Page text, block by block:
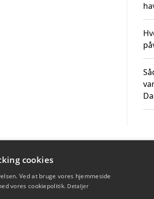
cookies
Ved at bruge vores hjemmeside
vores cookiepolitik. Detaljer